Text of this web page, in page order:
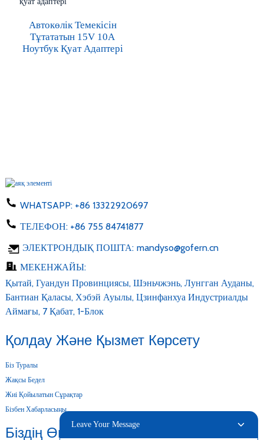
Автокөлік Темекісін
Тұтататын 15V 10A
Ноутбук Қуат Адаптері
WHATSAPP: +86 13322920697
ТЕЛЕФОН: +86 755 84741877
ЭЛЕКТРОНДЫҚ ПОШТА: mandyso@gofern.cn
МЕКЕНЖАЙЫ:
Қытай, Гуандун Провинциясы, Шэньчжэнь, Лунгган Ауданы,
Бантиан Қаласы, Хэбэй Ауылы, Цзинфанхуа Индустриалды
Аймағы, 7 Қабат, 1-Блок
Қолдау Және Қызмет Көрсету
Біз Туралы
Жақсы Бедел
Жиі Қойылатын Сұрақтар
Бізбен Хабарласыңы
Біздің Өнімдеріміз
Leave Your Message